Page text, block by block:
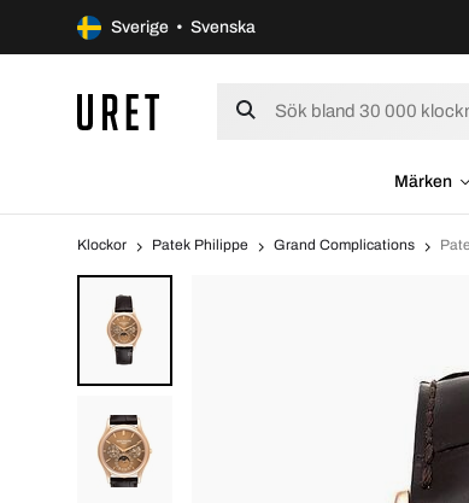
Sverige • Svenska
Märken
Klockor Patek Philippe Grand Complications